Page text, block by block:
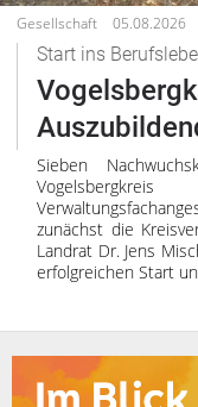
Gesellschaft 05.08.2026
Start ins
Sieben
zunächst die
Landrat Dr. Jens
erfolgreichen Start